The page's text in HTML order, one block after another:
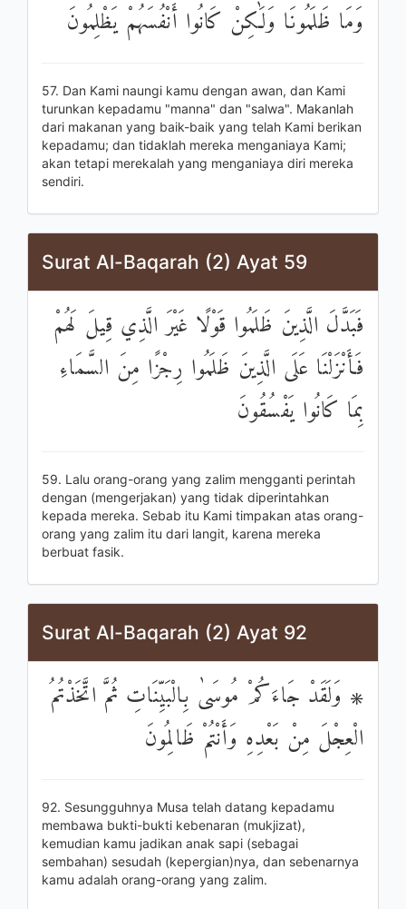
وَمَا ظَلَمُونَا وَلَٰكِنْ كَانُوا أَنْفُسَهُمْ يَظْلِمُونَ
57. Dan Kami naungi kamu dengan awan, dan Kami
turunkan kepadamu "manna" dan "salwa". Makanlah
dari makanan yang baik-baik yang telah Kami berikan
kepadamu; dan tidaklah mereka menganiaya Kami;
akan tetapi merekalah yang menganiaya diri mereka
sendiri.
Surat Al-Baqarah (2) Ayat 59
فَبَدَّلَ الَّذِينَ ظَلَمُوا قَوْلًا غَيْرَ الَّذِي قِيلَ لَهُمْ
فَأَنْزَلْنَا عَلَى الَّذِينَ ظَلَمُوا رِجْزًا مِنَ السَّمَاءِ
بِمَا كَانُوا يَفْسُقُونَ
59. Lalu orang-orang yang zalim mengganti perintah
dengan (mengerjakan) yang tidak diperintahkan
kepada mereka. Sebab itu Kami timpakan atas orang-
orang yang zalim itu dari langit, karena mereka
berbuat fasik.
Surat Al-Baqarah (2) Ayat 92
۞ وَلَقَدْ جَاءَكُمْ مُوسَىٰ بِالْبَيِّنَاتِ ثُمَّ اتَّخَذْتُمُ
الْعِجْلَ مِنْ بَعْدِهِ وَأَنْتُمْ ظَالِمُونَ
92. Sesungguhnya Musa telah datang kepadamu
membawa bukti-bukti kebenaran (mukjizat),
kemudian kamu jadikan anak sapi (sebagai
sembahan) sesudah (kepergian)nya, dan sebenarnya
kamu adalah orang-orang yang zalim.